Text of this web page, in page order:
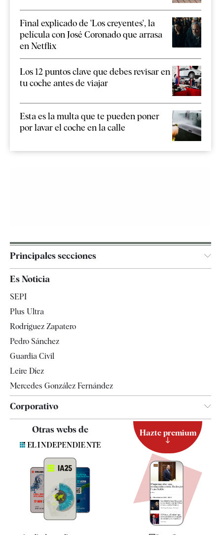
Final explicado de 'Los creyentes', la
película con José Coronado que arrasa
en Netflix
Los 12 puntos clave que debes revisar en
tu coche antes de viajar
Esta es la multa que te pueden poner
por lavar el coche en la calle
Principales secciones
España
Televisión
Es Noticia
SEPI
Plus Ultra
Rodríguez Zapatero
Pedro Sánchez
Guardia Civil
Leire Díez
Mercedes González Fernández
Corporativo
Contacto
Quiénes somos
Especificaciones
Otras webs de Hazte premium